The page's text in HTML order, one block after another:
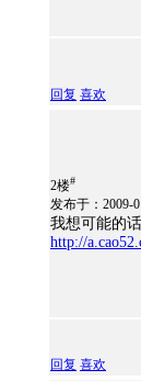
回复 喜欢
2楼#
发布于：2009-
我想可能的
http://
回复 喜欢